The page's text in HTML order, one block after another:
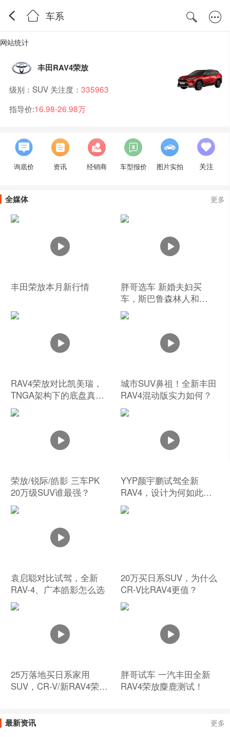
车系
网站统计
丰田RAV4荣放
级别：SUV 关注度： 335963
指导价:16.98-26.98万
询底价 资讯 经销商 车型报价 图片实拍 关注
全媒体 更多
丰田荣放本月新行情
胖哥选车 新婚夫妇买
车，斯巴鲁森林人和
RAV4荣放选哪个？
RAV4荣放对比凯美瑞，
TNGA架构下的底盘真的
一模一样？
城市SUV鼻祖！全新丰田
RAV4混动版实力如何？
荣放/锐际/皓影 三车PK
20万级SUV谁最强？
YYP颜宇鹏试驾全新
RAV4，设计为何如此尴
尬？
袁启聪对比试驾，全新
RAV-4、广本皓影怎么选
20万买日系SUV，为什么
CR-V比RAV4更值？
25万落地买日系家用
SUV，CR-V/新RAV4荣
胖哥试车 一汽丰田全新
RAV4荣放麋鹿测试！
最新资讯 更多